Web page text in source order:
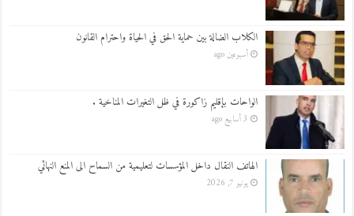
الكلاب الضالة بين حماية الحق في الحياة واحترام القانون
أسبوعين ago
الواحات بإقليم زاكورة في ظل التغيرات المناخية .
3 أسابيع ago
الهاتف النقال داخل المؤسسات لتعليمية من السماح الى المنع النهائي
يونيو 7, 2026